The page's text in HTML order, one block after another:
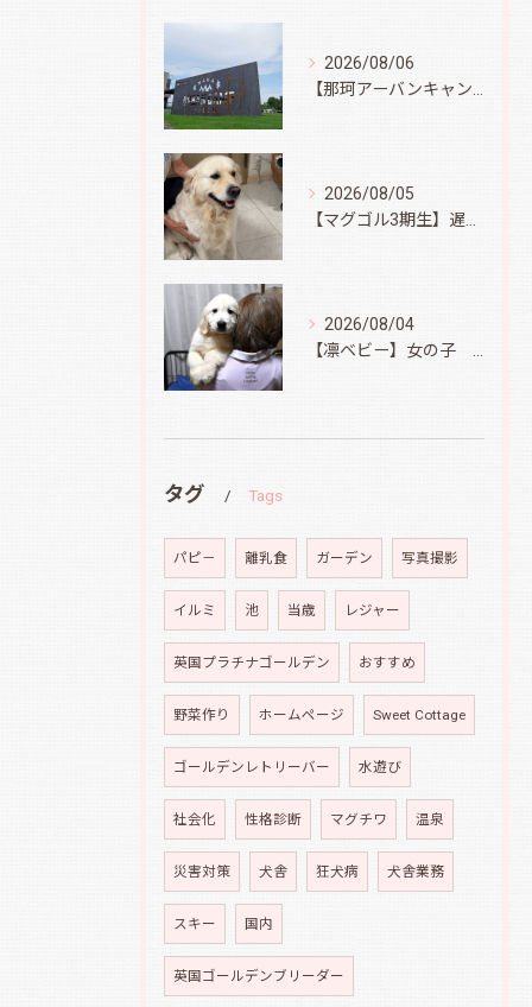
2026/08/06
2026/08/05
2026/08/04
タグ Tags
パピ－ 離乳食 ガーデン 写真撮影
イルミ 池 当歳 レジャー
英国プラチナゴールデン おすすめ
野菜作り ホームページ Sweet Cottage
ゴールデンレトリーバー 水遊び
社会化 性格診断 マグチワ 温泉
災害対策 犬舎 狂犬病 犬舎業務
スキー 国内
英国ゴールデンブリーダー